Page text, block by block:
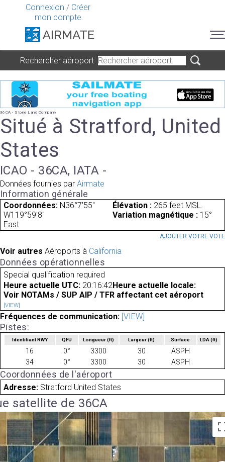
Connexion / Créer
mon compte
Rechercher aéroport
36CA - Stone Land Company
Situé à Stratford, United
States
ICAO - 36CA, IATA -
Données fournies par Airmate
Information générale
Coordonnées: N36°7'55"
W119°59'8"
Élévation : 265 feet MSL.
Variation magnétique : 15°
East
AJOUTER VOTRE VOTE
Voir autres Aéroports à California
Données opérationnelles
Special qualification required
Heure actuelle UTC: 20:16:42Heure actuelle locale:
Voir NOTAMs / SUP AIP / TFR affectant cet aéroport
[VIEW]
Fréquences de communication: [VIEW]
Pistes:
Identifiant RWY QFU Longueur(ft) Largeur(ft) Surface LDA(ft)
16 0° 3300 30
ASPH
34
0° 3300 30 ASPH
Coordonnées de l'aéroport
Adresse: Stratford United States
satellite de 36CA